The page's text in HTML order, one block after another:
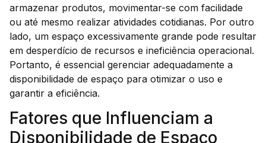
armazenar produtos, movimentar-se com facilidade
ou até mesmo realizar atividades cotidianas. Por outro
lado, um espaço excessivamente grande pode resultar
em desperdício de recursos e ineficiência operacional.
Portanto, é essencial gerenciar adequadamente a
disponibilidade de espaço para otimizar o uso e
garantir a eficiência.
Fatores que Influenciam a
Disponibilidade de Espaço